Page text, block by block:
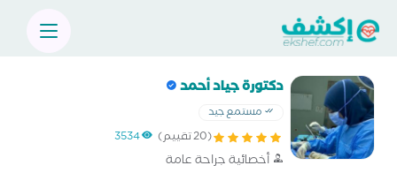
دكتورة جياد أحمد
مستمع جيد
(20 تقييم) 3534
أخصائية جراحة عامة